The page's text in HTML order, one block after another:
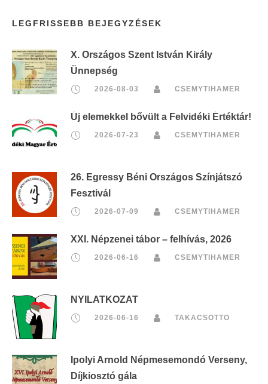
LEGFRISSEBB BEJEGYZÉSEK
X. Országos Szent István Király
Ünnepség
2026-08-03 CSEMYTIHAMER
Új elemekkel bővült a Felvidéki Értéktár!
2026-07-23 CSEMYTIHAMER
26. Egressy Béni Országos Színjátszó
Fesztivál
2026-07-09 CSEMYTIHAMER
XXI. Népzenei tábor – felhívás, 2026
2026-06-16 CSEMYTIHAMER
NYILATKOZAT
2026-06-16 TAKACSOTTO
Ipolyi Arnold Népmesemondó Verseny,
Díjkiosztó gála